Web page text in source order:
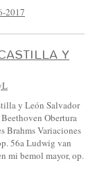
2017
Y
y León Salvador
Obertura
Brahms Variaciones
56a Ludwig van
mi bemol mayor, op.